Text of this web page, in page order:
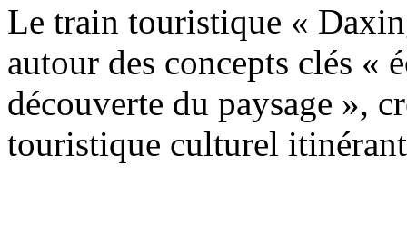
Le train touristique «
autour des concepts clés «
découverte du paysage »,
touristique culturel